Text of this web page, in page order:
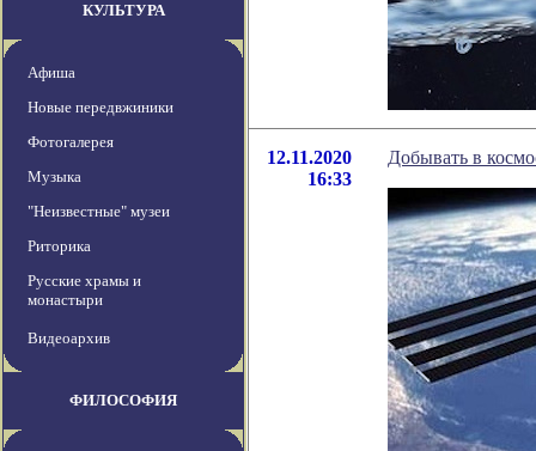
КУЛЬТУРА
Афиша
Новые передвжиники
Фотогалерея
Музыка
"Неизвестные" музеи
Риторика
Русские храмы и
монастыри
Видеоархив
ФИЛОСОФИЯ
12.11.2020
16:33
Добывать в